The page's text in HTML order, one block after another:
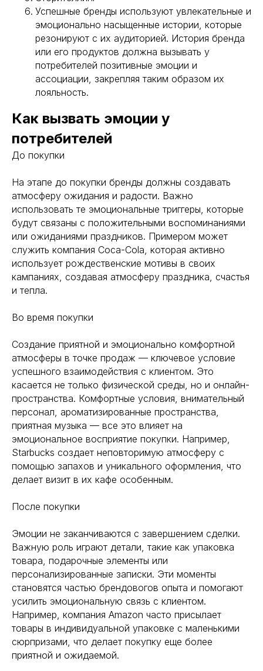
Успешные бренды используют увлекательные и
эмоционально насыщенные истории, которые
резонируют с их аудиторией. История бренда
или его продуктов должна вызывать у
потребителей позитивные эмоции и
ассоциации, закрепляя таким образом их
лояльность.
Как вызвать эмоции у
потребителей
До покупки
На этапе до покупки бренды должны создавать
атмосферу ожидания и радости. Важно
использовать те эмоциональные триггеры, которые
будут связаны с положительными воспоминаниями
или ожиданиями праздников. Примером может
служить компания Coca-Cola, которая активно
использует рождественские мотивы в своих
кампаниях, создавая атмосферу праздника, счастья
и тепла.
Во время покупки
Создание приятной и эмоционально комфортной
атмосферы в точке продаж — ключевое условие
успешного взаимодействия с клиентом. Это
касается не только физической среды, но и онлайн-
пространства. Комфортные условия, внимательный
персонал, ароматизированные пространства,
приятная музыка — все это влияет на
эмоциональное восприятие покупки. Например,
Starbucks создает неповторимую атмосферу с
помощью запахов и уникального оформления, что
делает визит в их кафе особенным.
После покупки
Эмоции не заканчиваются с завершением сделки.
Важную роль играют детали, такие как упаковка
товара, подарочные элементы или
персонализированные записки. Эти моменты
становятся частью брендовогов опыта и помогают
усилить эмоциональную связь с клиентом.
Например, компания Amazon часто присылает
товары в индивидуальной упаковке с маленькими
сюрпризами, что делает покупку еще более
приятной и ожидаемой.